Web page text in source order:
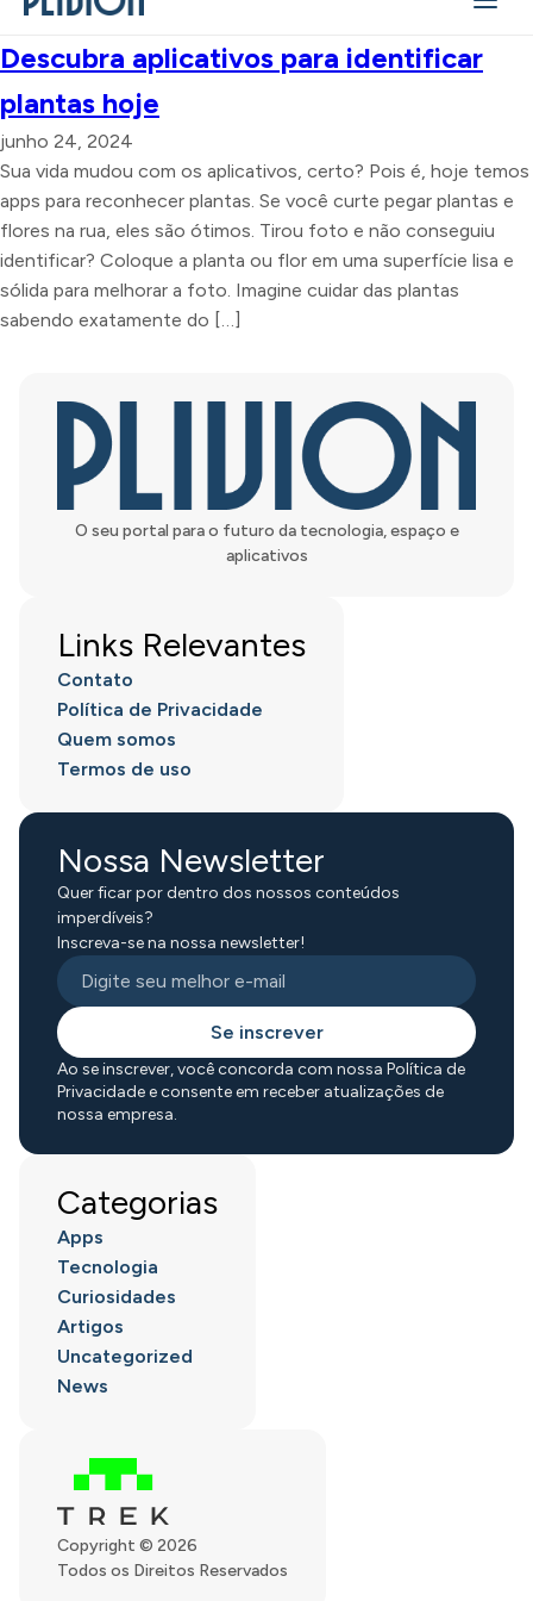
Descubra aplicativos para identificar
plantas hoje
junho 24, 2024
Sua vida mudou com os aplicativos, certo? Pois é, hoje temos
apps para reconhecer plantas. Se você curte pegar plantas e
flores na rua, eles são ótimos. Tirou foto e não conseguiu
identificar? Coloque a planta ou flor em uma superfície lisa e
sólida para melhorar a foto. Imagine cuidar das plantas
sabendo exatamente do […]
O seu portal para o futuro da tecnologia, espaço e
aplicativos
Copyright © 2026
Todos os Direitos Reservados
Links Relevantes
Contato
Política de Privacidade
Quem somos
Termos de uso
Nossa Newsletter
Quer ficar por dentro dos nossos conteúdos
imperdíveis?
Inscreva-se na nossa newsletter!
Se inscrever
Ao se inscrever, você concorda com nossa Política de
Privacidade e consente em receber atualizações de
nossa empresa.
Categorias
Apps
Tecnologia
Curiosidades
Artigos
Uncategorized
News